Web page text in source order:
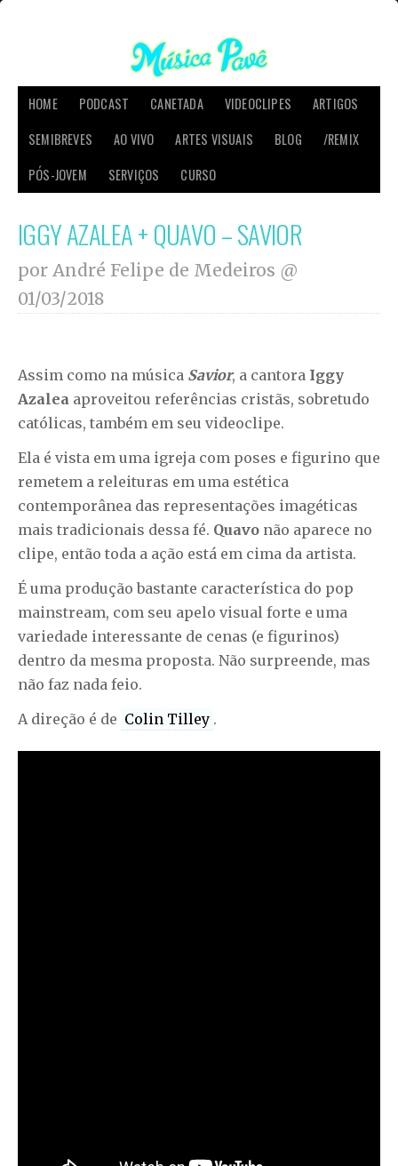
HOME PODCAST CANETADA VIDEOCLIPES
ARTIGOS
SEMIBREVES
AO VIVO ARTES VISUAIS BLOG
/REMIX
PÓS-JOVEM
SERVIÇOS CURSO
IGGY AZALEA + QUAVO – SAVIOR
por André Felipe de Medeiros @
01/03/2018
Assim como na música Savior, a cantora Iggy
Azalea aproveitou referências cristãs, sobretudo
católicas, também em seu videoclipe.
Ela é vista em uma igreja com poses e figurino que
remetem a releituras em uma estética
contemporânea das representações imagéticas
mais tradicionais dessa fé. Quavo não aparece no
clipe, então toda a ação está em cima da artista.
É uma produção bastante característica do pop
mainstream, com seu apelo visual forte e uma
variedade interessante de cenas (e figurinos)
dentro da mesma proposta. Não surpreende, mas
não faz nada feio.
A direção é de Colin Tilley .